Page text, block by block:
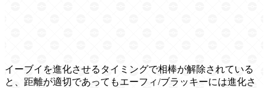
イーブイを進化させるタイミングで相棒が解除されている
と、距離が適切であってもエーフィ/ブラッキーには進化さ